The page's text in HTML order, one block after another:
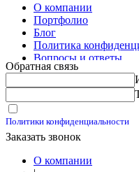
О компании
Портфолио
Блог
Политика
Вопросы и ответы
Контакты
Обратная связь
Политики конфиденциальности
Заказать звонок
О компании